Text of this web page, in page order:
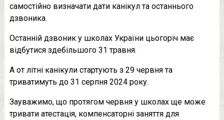
самостійно визначати дати канікул та останнього
дзвоника.
Останній дзвоник у школах України цьогоріч має
відбутися здебільшого 31 травня.
А от літні канікули стартують з 29 червня та
триватимуть до 31 серпня 2024 року.
Зауважимо, що протягом червня у школах ще може
тривати атестація, компенсаторні заняття для